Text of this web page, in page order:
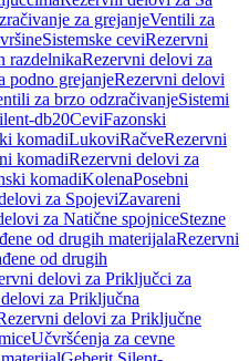
za grejanjeVentili za
Sistemske ceviRezervni
razdelnikaRezervni delovi za
podno grejanjeRezervni delovi
za brzo odzračivanjeSistemi
db20CeviFazonski
komadiLukoviRačveRezervni
komadiRezervni delovi za
komadiKolenaPosebni
za SpojeviZavareni
za Natične spojniceStezne
od drugih materijalaRezervni
od drugih
delovi za Priključci za
za Priključna
delovi za Priključne
Učvršćenja za cevne